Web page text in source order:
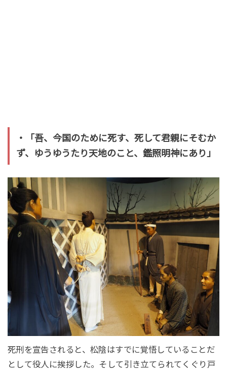
・「吾、今国のために死す、死して君親にそむか
ず、ゆうゆうたり天地のこと、鑑照明神にあり」
死刑を宣告されると、松陰はすでに覚悟していることだ
として役人に挨拶した。そして引き立てられてくぐり戸